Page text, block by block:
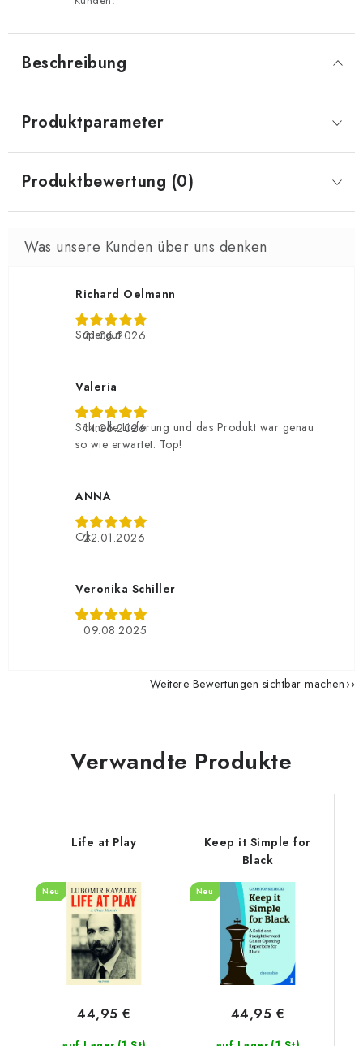
Beschreibung
Produktparameter
Produktbewertung (0)
Richard Oelmann
21.06.2026
Supergut
Valeria
14.06.2026
Schnelle Lieferung und das Produkt war genau
so wie erwartet. Top!
ANNA
22.01.2026
Ok
Veronika Schiller
09.08.2025
Weitere Bewertungen sichtbar machen
Verwandte Produkte
Life at Play
Neu
44,95 €
Keep it Simple for
Black
Neu
44,95 €